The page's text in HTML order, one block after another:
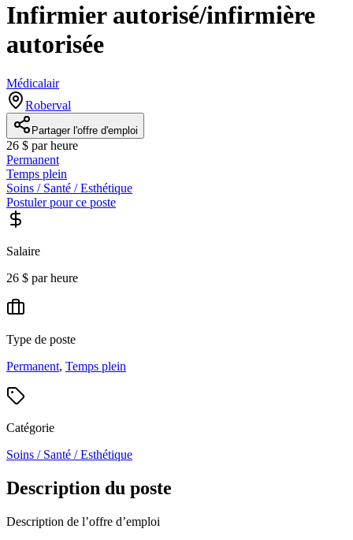
Infirmier autorisé/infirmière
autorisée
Médicalair
Roberval
Partager l'offre d'emploi
26 $ par heure
Permanent
Temps plein
Soins / Santé / Esthétique
Postuler pour ce poste
Salaire
26 $ par heure
Type de poste
Permanent, Temps plein
Catégorie
Soins / Santé / Esthétique
Description du poste
Description de l’offre d’emploi